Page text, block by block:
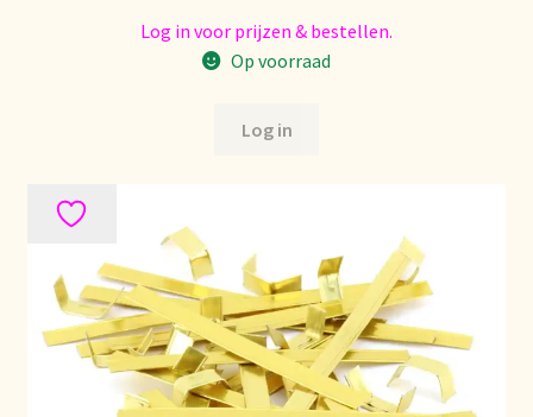
Unsere Vision von Tee
Voedselveiligheid
Voorraadzaken
We zijn verhuisd!
Log in voor prijzen & bestellen.
Op voorraad
Log in